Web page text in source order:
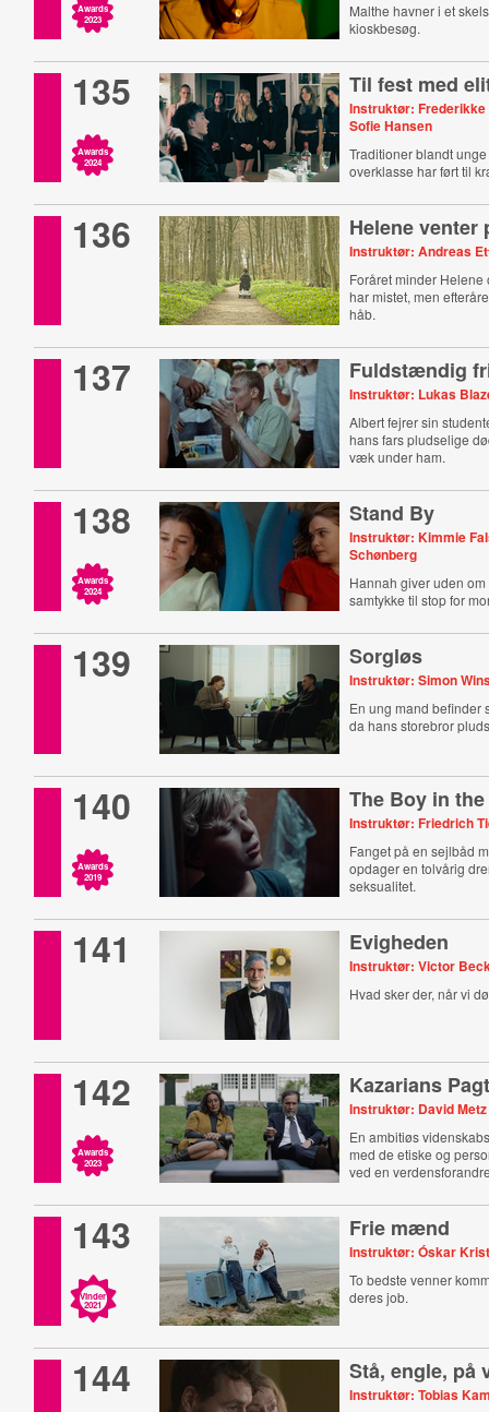
Awards
2023
Malthe havner i et
kioskbesøg.
135
Awards
2024
Til fest med
Instruktør: Frederikke
Sofie Hansen
Traditioner blandt
overklasse har ført til
136 Helene venter
Instruktør: Andreas
Foråret minder Helene
har mistet, men
håb.
137 Fuldstændig
Instruktør: Lukas
Albert fejrer sin
hans fars pludselige
væk under ham.
138
Awards
2024
Stand By
Instruktør: Kimmie
Schønberg
Hannah giver uden
samtykke til stop for
139 Sorgløs
Instruktør: Simon
En ung mand befinder
da hans storebror
140
Awards
2019
The Boy in
Instruktør: Friedrich
Fanget på en sejlbåd
opdager en tolvårig
seksualitet.
141 Evigheden
Instruktør: Victor
Hvad sker der, når vi
142
Awards
2023
Kazarians
Instruktør: David Metz
En ambitiøs
med de etiske og
ved en
143
Vinder
2021
Frie mænd
Instruktør: Óskar
To bedste venner
deres job.
144 Stå, engle, på
Instruktør: Tobias